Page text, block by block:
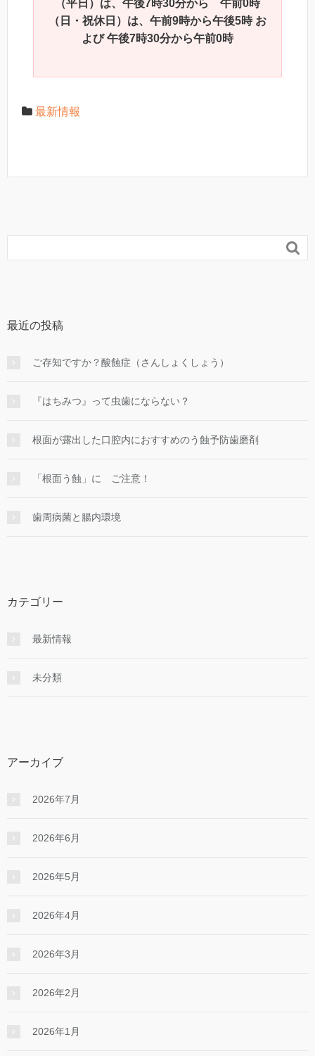
（平日）は、午後7時30分から 午前0時
（日・祝休日）は、午前9時から午後5時 お
よび 午後7時30分から午前0時
最新情報

最近の投稿
ご存知ですか？酸蝕症（さんしょくしょう）
『はちみつ』って虫歯にならない？
根面が露出した口腔内におすすめのう蝕予防歯磨剤
「根面う蝕」に ご注意！
歯周病菌と腸内環境
カテゴリー
最新情報
未分類
アーカイブ
2026年7月
2026年6月
2026年5月
2026年4月
2026年3月
2026年2月
2026年1月